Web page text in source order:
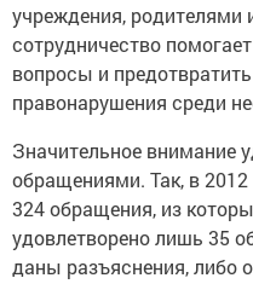
учреждения, родителями
сотрудничество
вопросы и
правонарушения среди
Значительное внимание
обращениями. Так, в 2012
324 обращения, из
удовлетворено лишь 35
даны разъяснения, либо